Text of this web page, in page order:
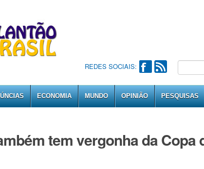
REDES SOCIAIS:
ECONOMIA MUNDO OPINIÃO PESQUISAS
tem vergonha da Copa